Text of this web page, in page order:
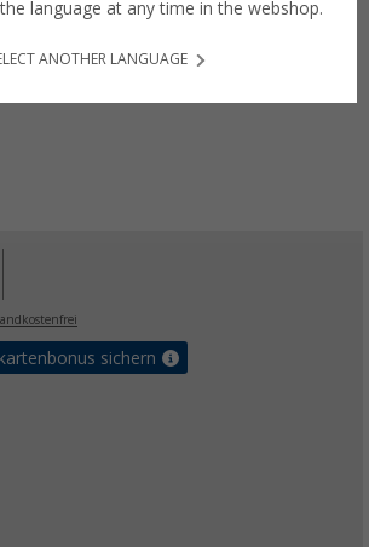
sichern
language at any time in the webshop.
ANOTHER LANGUAGE